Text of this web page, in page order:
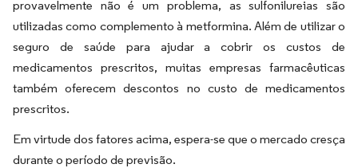
provavelmente não é um problema, as sulfonilureias são
utilizadas como complemento à metformina. Além de utilizar o
seguro de saúde para ajudar a cobrir os custos de
medicamentos prescritos, muitas empresas farmacêuticas
também oferecem descontos no custo de medicamentos
prescritos.
Em virtude dos fatores acima, espera-se que o mercado cresça
durante o período de previsão.